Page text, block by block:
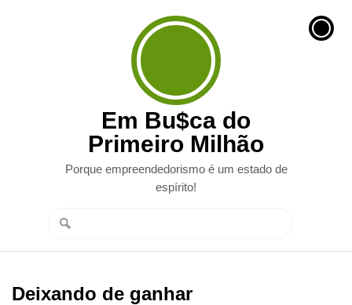
Em Bu$ca do
Primeiro Milhão
Porque empreendedorismo é um estado de
espírito!
Deixando de ganhar